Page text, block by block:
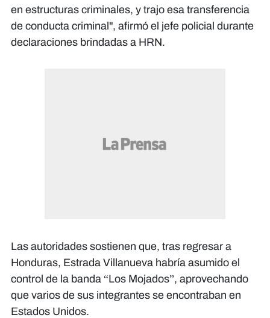
en estructuras criminales, y trajo esa transferencia
de conducta criminal", afirmó el jefe policial durante
declaraciones brindadas a HRN.
Las autoridades sostienen que, tras regresar a
Honduras, Estrada Villanueva habría asumido el
control de la banda “Los Mojados”, aprovechando
que varios de sus integrantes se encontraban en
Estados Unidos.